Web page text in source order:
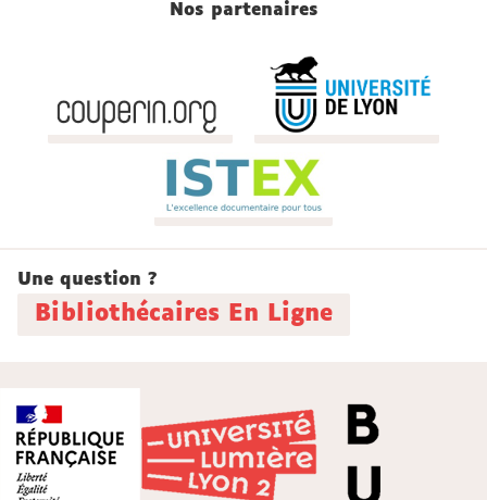
Nos partenaires
Une question ?
Bibliothécaires En Ligne